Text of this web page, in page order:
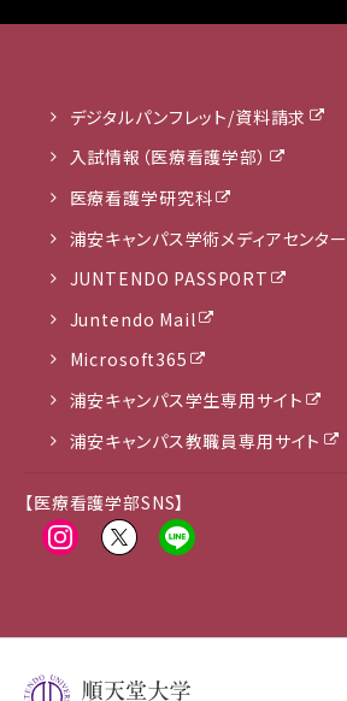
デジタルパンフレット/資料請求
入試情報（医療看護学部）
医療看護学研究科
浦安キャンパス学術メディアセンター
JUNTENDO PASSPORT
Juntendo Mail
Microsoft365
浦安キャンパス学生専用サイト
浦安キャンパス教職員専用サイト
【医療看護学部SNS】